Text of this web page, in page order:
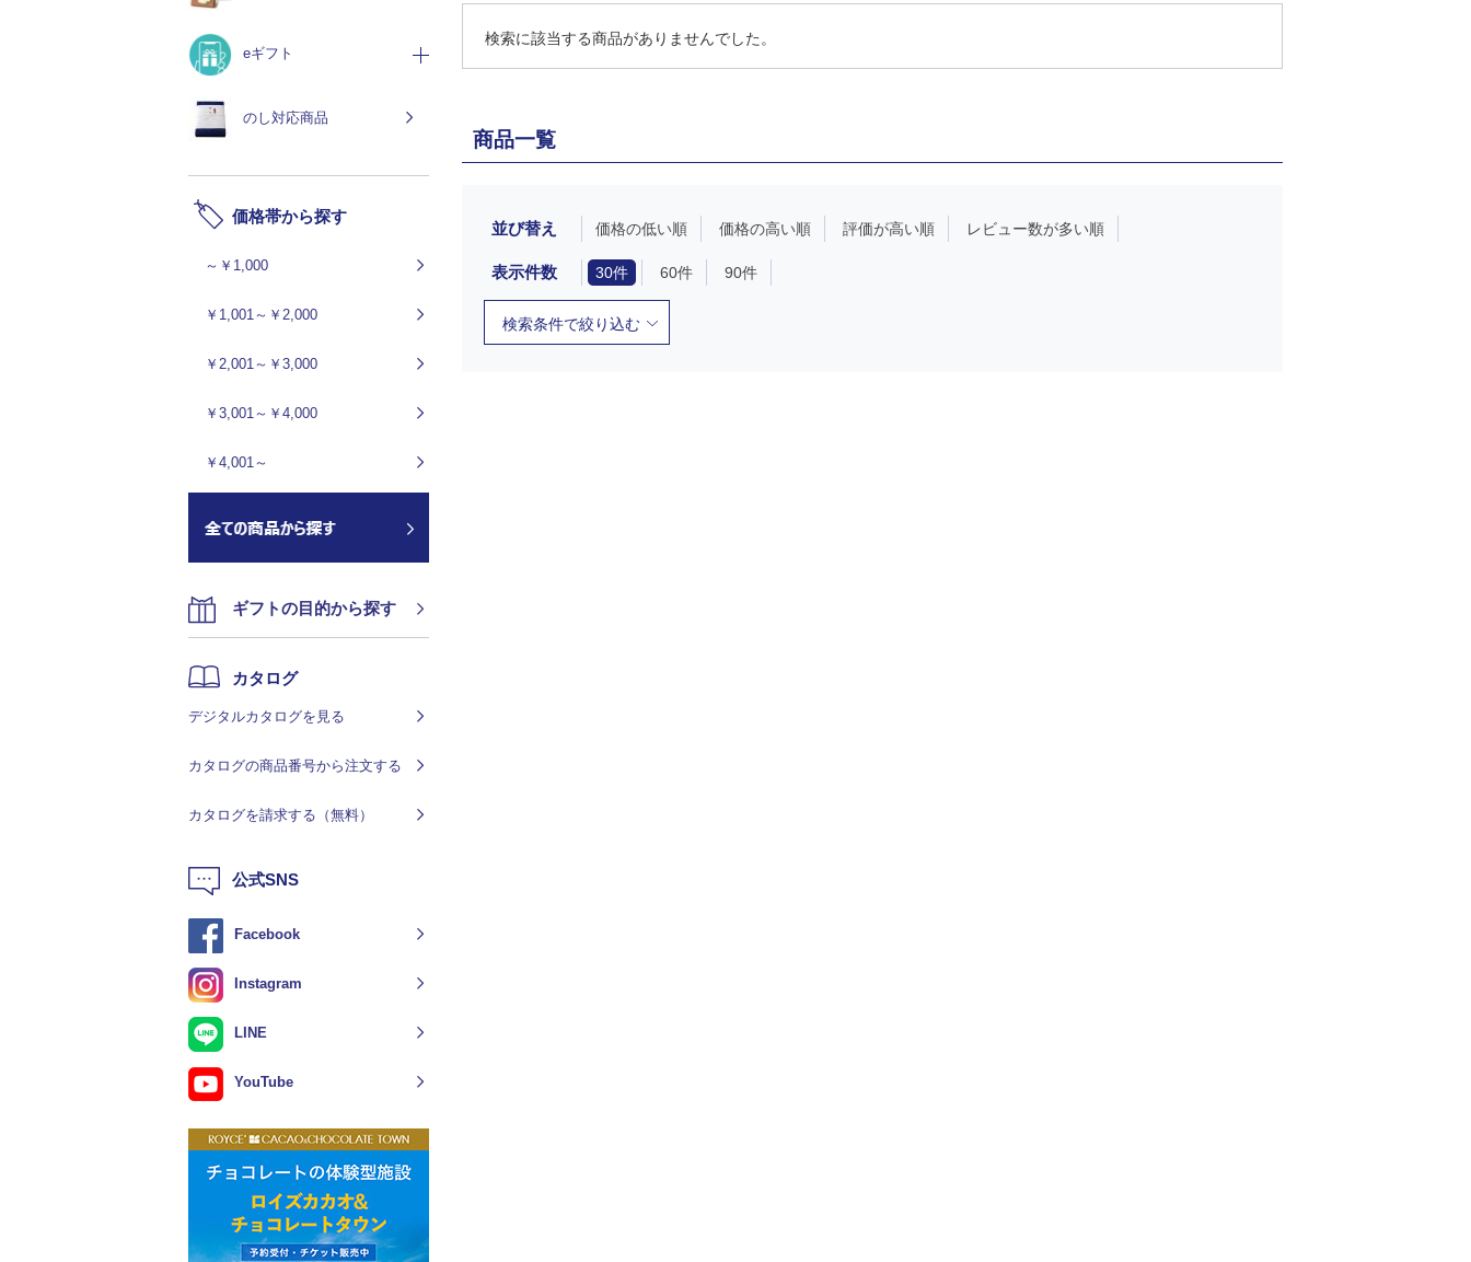
検索に該当する商品がありませんでした。
商品一覧
並び替え 価格の低い順 価格の高い順 評価が高い順 レビュー数が多い順
表示件数 30件 60件 90件
検索条件で絞り込む
eギフト
のし対応商品
価格帯から探す
～￥1,000
￥1,001～￥2,000
￥2,001～￥3,000
￥3,001～￥4,000
￥4,001～
ギフトの目的から探す
カタログ
デジタルカタログを見る
カタログの商品番号から注文する
カタログを請求する（無料）
公式SNS
Facebook
Instagram
LINE
YouTube